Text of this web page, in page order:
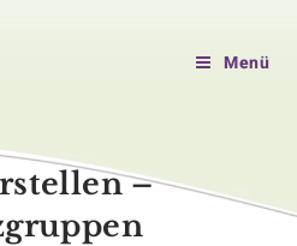
Menü
–